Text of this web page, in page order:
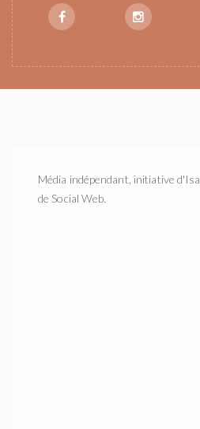
Média indépendant, initiative
de Social Web.